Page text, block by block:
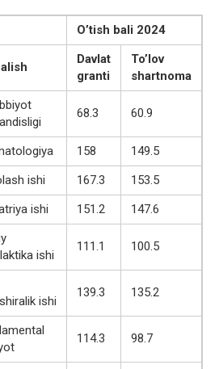
O’tish bali 2024
Davlat
granti
To’lov
shartnoma
68.3 60.9
158
149.5
ishi 167.3
153.5
ishi 151.2 147.6
ishi
111.1 100.5
ishi
139.3 135.2
114.3 98.7